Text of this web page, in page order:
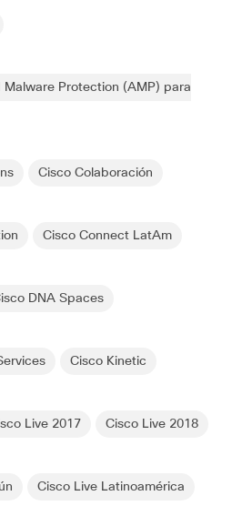
Protection (AMP) para
Cisco Colaboración
Cisco Connect LatAm
DNA Spaces
Cisco Kinetic
Live 2017 Cisco Live 2018
Cisco Live Latinoamérica